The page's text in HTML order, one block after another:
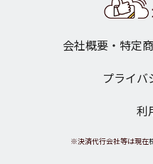
会社概要・特定
プライバ
利
※決済代行会社等は現在